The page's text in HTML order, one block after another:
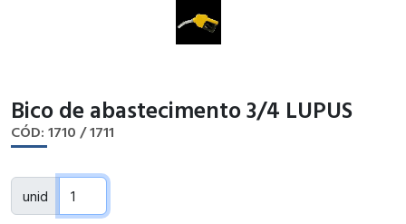
Bico de abastecimento 3/4 LUPUS
CÓD: 1710 / 1711
unid